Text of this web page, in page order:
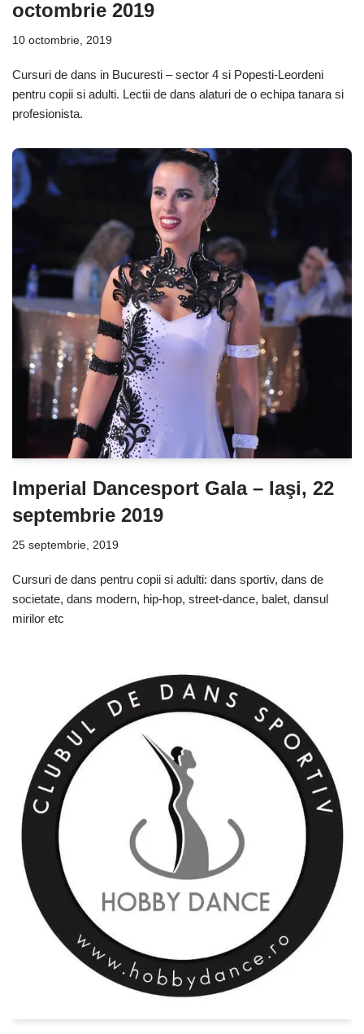
octombrie 2019
10 octombrie, 2019
Cursuri de dans in Bucuresti – sector 4 si Popesti-Leordeni
pentru copii si adulti. Lectii de dans alaturi de o echipa tanara si
profesionista.
Imperial Dancesport Gala – Iaşi, 22
septembrie 2019
25 septembrie, 2019
Cursuri de dans pentru copii si adulti: dans sportiv, dans de
societate, dans modern, hip-hop, street-dance, balet, dansul
mirilor etc